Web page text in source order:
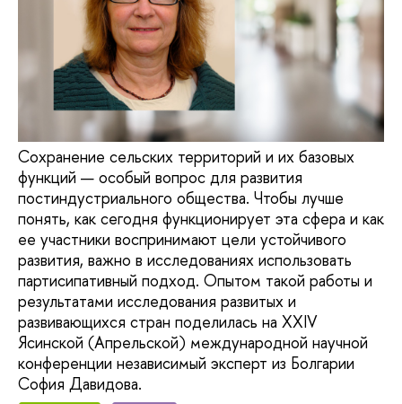
Сохранение сельских территорий и их базовых
функций — особый вопрос для развития
постиндустриального общества. Чтобы лучше
понять, как сегодня функционирует эта сфера и как
ее участники воспринимают цели устойчивого
развития, важно в исследованиях использовать
партисипативный подход. Опытом такой работы и
результатами исследования развитых и
развивающихся стран поделилась на XXIV
Ясинской (Апрельской) международной научной
конференции независимый эксперт из Болгарии
София Давидова.